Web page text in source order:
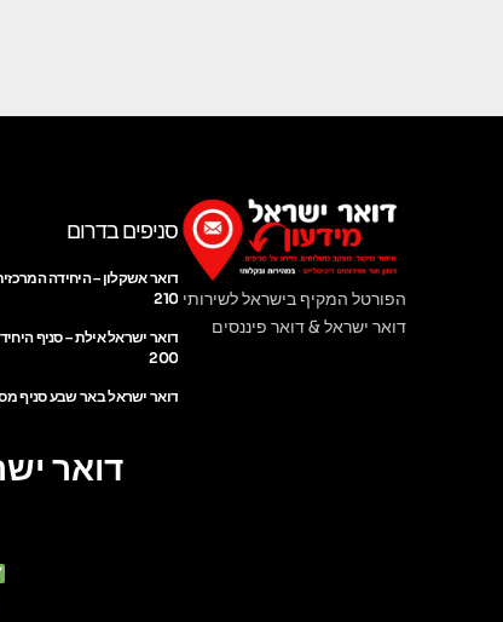
הפורטל המקיף בישראל לשירותי
דואר ישראל & דואר פיננסים
סניפים בדרום
דואר אשקלון – היחידה
210
דואר ישראל אילת – סניף
200
דואר ישראל באר שבע סניף
דואר